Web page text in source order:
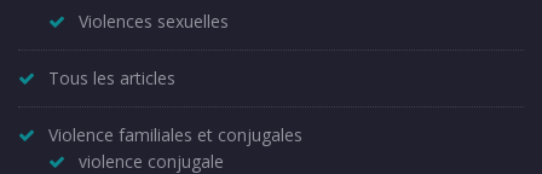
Violences sexuelles
Tous les articles
Violence familiales et conjugales
violence conjugale